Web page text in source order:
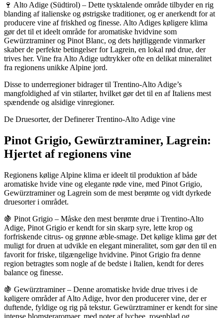
🍷 Alto Adige (Südtirol) – Dette tysktalende område tilbyder en rig
blanding af italienske og østrigske traditioner, og er anerkendt for at
producere vine af friskhed og finesse. Alto Adiges køligere klima
gør det til et ideelt område for aromatiske hvidvine som
Gewürztraminer og Pinot Blanc, og dets højtliggende vinmarker
skaber de perfekte betingelser for Lagrein, en lokal rød drue, der
trives her. Vine fra Alto Adige udtrykker ofte en delikat mineralitet
fra regionens unikke Alpine jord.
Disse to underregioner bidrager til Trentino-Alto Adige’s
mangfoldighed af vin stilarter, hvilket gør det til en af Italiens mest
spændende og alsidige vinregioner.
De Druesorter, der Definerer Trentino-Alto Adige vine
Pinot Grigio, Gewürztraminer, Lagrein:
Hjertet af regionens vine
Regionens kølige Alpine klima er ideelt til produktion af både
aromatiske hvide vine og elegante røde vine, med Pinot Grigio,
Gewürztraminer og Lagrein som de mest berømte og vidt dyrkede
druesorter i området.
🍇 Pinot Grigio – Måske den mest berømte drue i Trentino-Alto
Adige, Pinot Grigio er kendt for sin skarp syre, lette krop og
forfriskende citrus- og grønne æble-smage. Det kølige klima gør det
muligt for druen at udvikle en elegant mineralitet, som gør den til en
favorit for friske, tilgængelige hvidvine. Pinot Grigio fra denne
region betragtes som nogle af de bedste i Italien, kendt for deres
balance og finesse.
🍇 Gewürztraminer – Denne aromatiske hvide drue trives i de
køligere områder af Alto Adige, hvor den producerer vine, der er
duftende, fyldige og rig på tekstur. Gewürztraminer er kendt for sine